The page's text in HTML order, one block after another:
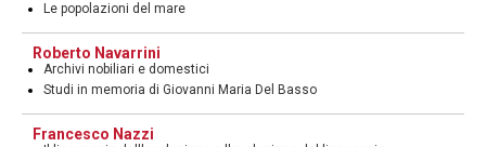
Le popolazioni del mare
Roberto Navarrini
Archivi nobiliari e domestici
Studi in memoria di Giovanni Maria Del Basso
Francesco Nazzi